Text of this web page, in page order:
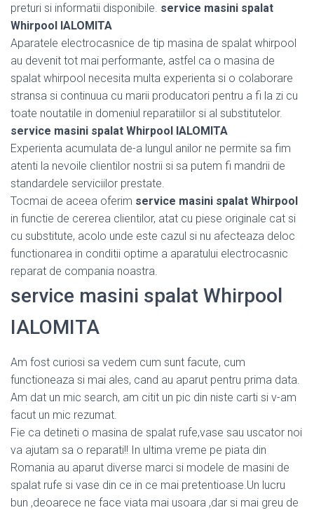
preturi si informatii disponibile. service masini spalat
Whirpool IALOMITA
Aparatele electrocasnice de tip masina de spalat whirpool
au devenit tot mai performante, astfel ca o masina de
spalat whirpool necesita multa experienta si o colaborare
stransa si continuua cu marii producatori pentru a fi la zi cu
toate noutatile in domeniul reparatiilor si al substitutelor.
service masini spalat Whirpool IALOMITA
Experienta acumulata de-a lungul anilor ne permite sa fim
atenti la nevoile clientilor nostrii si sa putem fi mandrii de
standardele serviciilor prestate.
Tocmai de aceea oferim service masini spalat Whirpool
in functie de cererea clientilor, atat cu piese originale cat si
cu substitute, acolo unde este cazul si nu afecteaza deloc
functionarea in conditii optime a aparatului electrocasnic
reparat de compania noastra.
service masini spalat Whirpool
IALOMITA
Am fost curiosi sa vedem cum sunt facute, cum
functioneaza si mai ales, cand au aparut pentru prima data.
Am dat un mic search, am citit un pic din niste carti si v-am
facut un mic rezumat.
Fie ca detineti o masina de spalat rufe,vase sau uscator noi
va ajutam sa o reparati!! In ultima vreme pe piata din
Romania au aparut diverse marci si modele de masini de
spalat rufe si vase din ce in ce mai pretentioase.Un lucru
bun ,deoarece ne face viata mai usoara ,dar si mai greu de